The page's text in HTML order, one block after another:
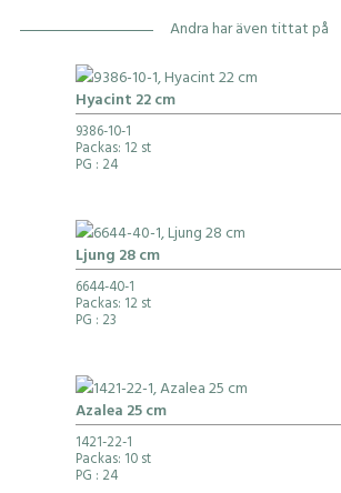
Andra har även tittat på
Hyacint 22 cm
9386-10-1
Packas: 12 st
PG : 24
Ljung 28 cm
6644-40-1
Packas: 12 st
PG : 23
Azalea 25 cm
1421-22-1
Packas: 10 st
PG : 24